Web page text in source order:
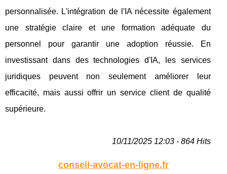
personnalisée. L'intégration de l'IA nécessite également
une stratégie claire et une formation adéquate du
personnel pour garantir une adoption réussie. En
investissant dans des technologies d'IA, les services
juridiques peuvent non seulement améliorer leur
efficacité, mais aussi offrir un service client de qualité
supérieure.
10/11/2025 12:03 - 864 Hits
conseil-avocat-en-ligne.fr